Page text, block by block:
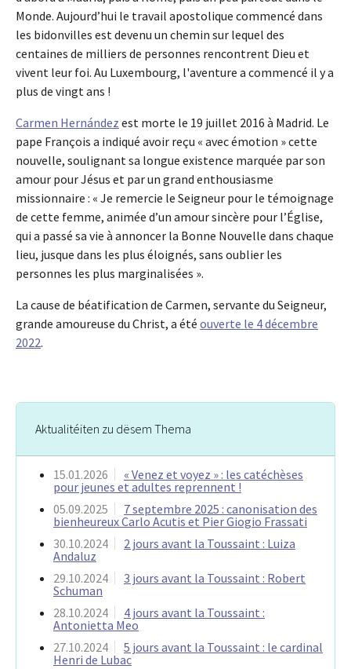
Monde. Aujourd’hui le travail apostolique commencé dans
les bidonvilles est devenu un chemin sur lequel des
centaines de milliers de personnes rencontrent Dieu et
vivent leur foi. Au Luxembourg, l'aventure a commencé il y a
plus de vingt ans !
Carmen Hernández est morte le 19 juillet 2016 à Madrid. Le
pape François a indiqué avoir reçu « avec émotion » cette
nouvelle, soulignant sa longue existence marquée par son
amour pour Jésus et par un grand enthousiasme
missionnaire : « Je remercie le Seigneur pour le témoignage
de cette femme, animée d’un amour sincère pour l’Église,
qui a passé sa vie à annoncer la Bonne Nouvelle dans chaque
lieu, jusque dans les plus éloignés, sans oublier les
personnes les plus marginalisées ».
La cause de béatification de Carmen, servante du Seigneur,
grande amoureuse du Christ, a été ouverte le 4 décembre
2022.
Aktualitéiten zu dësem Thema
15.01.2026
« Venez et voyez » : les catéchèses
pour jeunes et adultes reprennent !
05.09.2025
7 septembre 2025 : canonisation des
bienheureux Carlo Acutis et Pier Giogio Frassati
30.10.2024
2 jours avant la Toussaint : Luiza
Andaluz
29.10.2024
3 jours avant la Toussaint : Robert
Schuman
28.10.2024
4 jours avant la Toussaint :
Antonietta Meo
27.10.2024
5 jours avant la Toussaint : le cardinal
Henri de Lubac